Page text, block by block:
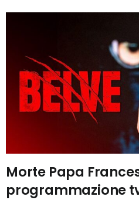
Morte Papa
programmazione